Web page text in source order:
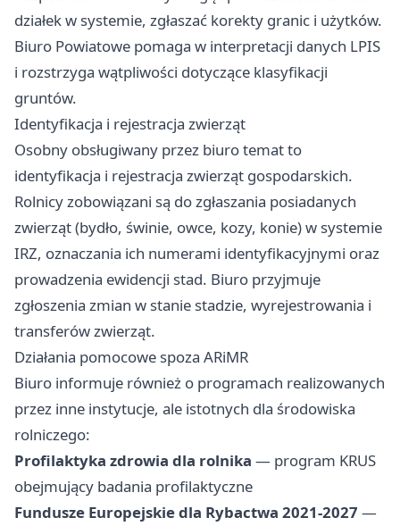
działek w systemie, zgłaszać korekty granic i użytków.
Biuro Powiatowe pomaga w interpretacji danych LPIS
i rozstrzyga wątpliwości dotyczące klasyfikacji
gruntów.
Identyfikacja i rejestracja zwierząt
Osobny obsługiwany przez biuro temat to
identyfikacja i rejestracja zwierząt gospodarskich.
Rolnicy zobowiązani są do zgłaszania posiadanych
zwierząt (bydło, świnie, owce, kozy, konie) w systemie
IRZ, oznaczania ich numerami identyfikacyjnymi oraz
prowadzenia ewidencji stad. Biuro przyjmuje
zgłoszenia zmian w stanie stadzie, wyrejestrowania i
transferów zwierząt.
Działania pomocowe spoza ARiMR
Biuro informuje również o programach realizowanych
przez inne instytucje, ale istotnych dla środowiska
rolniczego:
Profilaktyka zdrowia dla rolnika — program KRUS
obejmujący badania profilaktyczne
Fundusze Europejskie dla Rybactwa 2021-2027 —